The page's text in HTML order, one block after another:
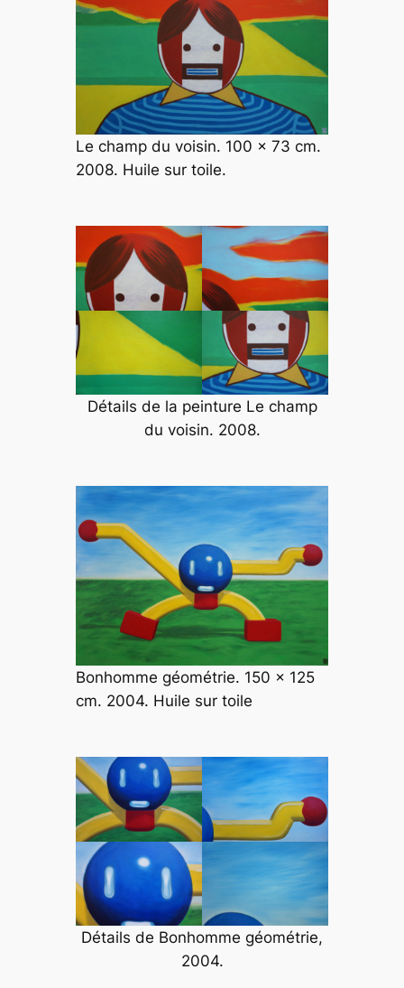
Le champ du voisin. 100 x 73 cm.
2008. Huile sur toile.
Détails de la peinture Le champ
du voisin. 2008.
Bonhomme géométrie. 150 x 125
cm. 2004. Huile sur toile
Détails de Bonhomme géométrie,
2004.